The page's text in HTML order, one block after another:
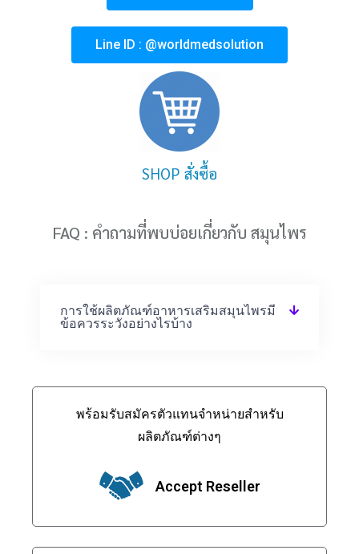
Line ID : @worldmedsolution
SHOP สั่งซื้อ
FAQ : คำถามที่พบบ่อยเกี่ยวกับ สมุนไพร
การใช้ผลิตภัณฑ์อาหารเสริมสมุนไพรมี
ข้อควรระวังอย่างไรบ้าง
พร้อมรับสมัครตัวแทนจำหน่ายสำหรับ
ผลิตภัณฑ์ต่างๆ
Accept Reseller